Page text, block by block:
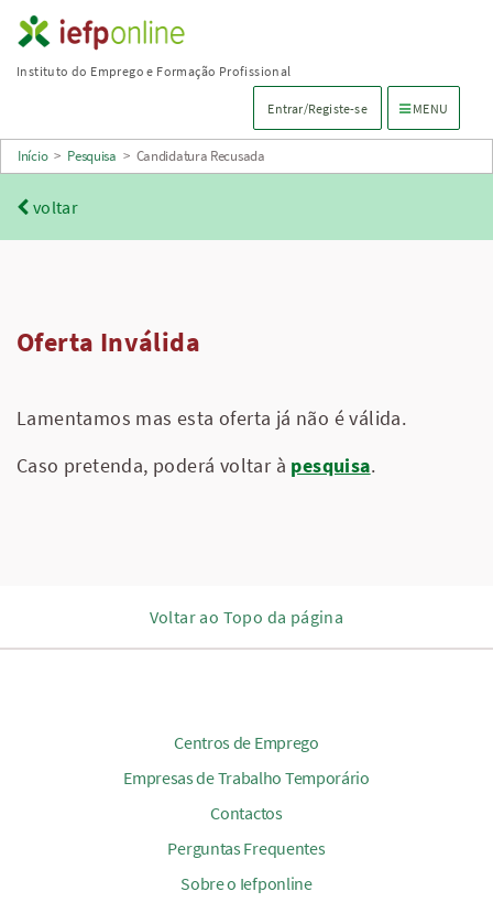
Saltar
para
principal
Instituto do Emprego e Formação Profissional
Entrar/Registe-se Menu de
MENU
Início > Pesquisa > Candidatura Recusada
voltar
Oferta Inválida
Lamentamos mas esta oferta já não é válida.
Caso pretenda, poderá voltar à pesquisa.
Voltar ao Topo da página
Centros de Emprego
Empresas de Trabalho Temporário
Contactos
Perguntas Frequentes
Sobre o Iefponline